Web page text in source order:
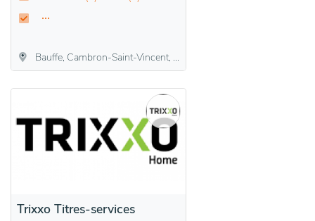
Bauffe, Cambron-Saint-Vincent, Lens, Lombise, Montignies-lez-Lens
Trixxo Titres-services